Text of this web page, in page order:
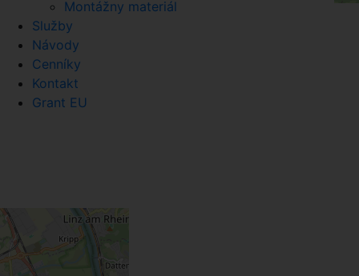
Montážny materiál
Služby
Návody
Cenníky
Kontakt
Grant EU